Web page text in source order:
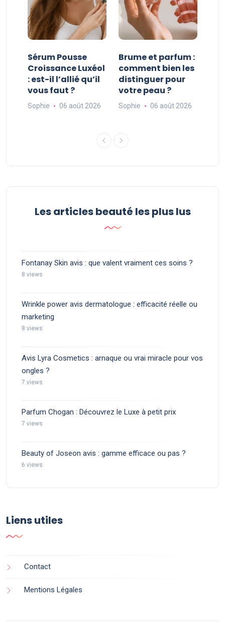
Sérum Pousse
Croissance Luxéol
: est-il l’allié qu’il
vous faut ?
Sophie 06 août 2026
Brume et parfum :
comment bien les
distinguer pour
votre peau ?
Sophie 06 août 2026
Les articles beauté les plus lus
Fontanay Skin avis : que valent vraiment ces soins ?
8 views
Wrinkle power avis dermatologue : efficacité réelle ou
marketing
8 views
Avis Lyra Cosmetics : arnaque ou vrai miracle pour vos
ongles ?
7 views
Parfum Chogan : Découvrez le Luxe à petit prix
7 views
Beauty of Joseon avis : gamme efficace ou pas ?
6 views
Liens utiles
Contact
Mentions Légales